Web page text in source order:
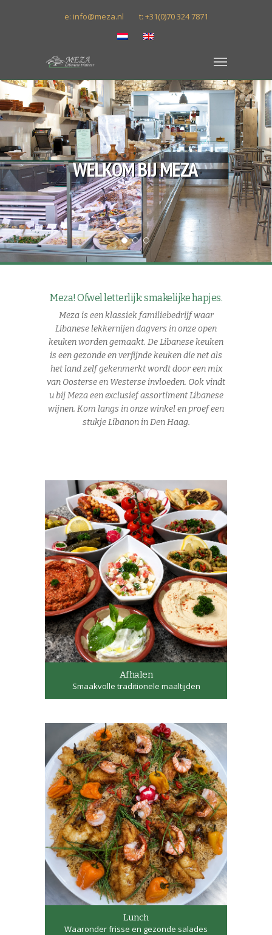
e: info@meza.nl t: +31(0)70 324 7871
WELKOM BIJ MEZA
Meza! Ofwel letterlijk: smakelijke hapjes.
Meza is een klassiek familiebedrijf waar
Libanese lekkernijen dagvers in onze open
keuken worden gemaakt. De Libanese keuken
is een gezonde en verfijnde keuken die net als
het land zelf gekenmerkt wordt door een mix
van Oosterse en Westerse invloeden. Ook vindt
u bij Meza een exclusief assortiment Libanese
wijnen. Kom langs in onze winkel en proef een
stukje Libanon in Den Haag.
Afhalen
Smaakvolle traditionele maaltijden
Lunch
Waaronder frisse en gezonde salades